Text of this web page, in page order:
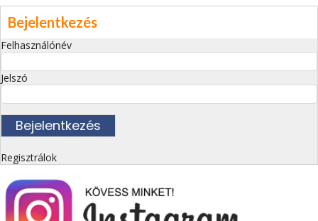
Bejelentkezés
Felhasználónév
Jelszó
Regisztrálok